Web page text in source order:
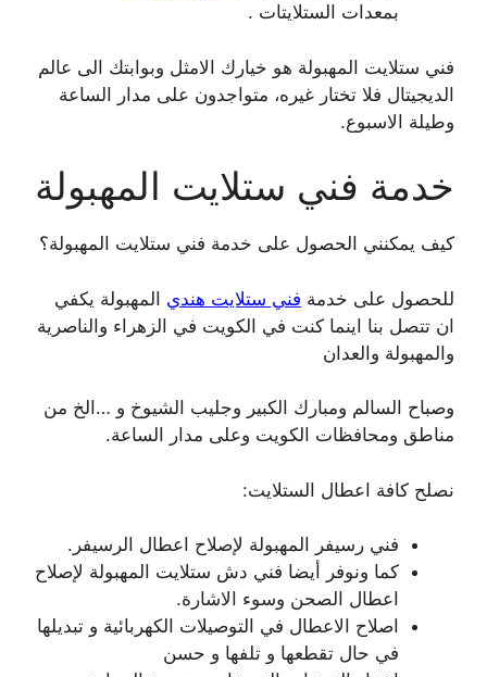
بمعدات الستلايتات .
فني ستلايت المهبولة هو خيارك الامثل وبوابتك الى عالم
الديجيتال فلا تختار غيره، متواجدون على مدار الساعة
وطيلة الاسبوع.
خدمة فني ستلايت المهبولة
كيف يمكنني الحصول على خدمة فني ستلايت المهبولة؟
للحصول على خدمة فني ستلايت هندي المهبولة يكفي
ان تتصل بنا اينما كنت في الكويت في الزهراء والناصرية
والمهبولة والعدان
وصباح السالم ومبارك الكبير وجليب الشيوخ و …الخ من
مناطق ومحافظات الكويت وعلى مدار الساعة.
نصلح كافة اعطال الستلايت:
فني رسيفر المهبولة لإصلاح اعطال الرسيفر.
كما ونوفر أيضا فني دش ستلايت المهبولة لإصلاح
اعطال الصحن وسوء الاشارة.
اصلاح الاعطال في التوصيلات الكهربائية و تبديلها
في حال تقطعها و تلفها و حسن